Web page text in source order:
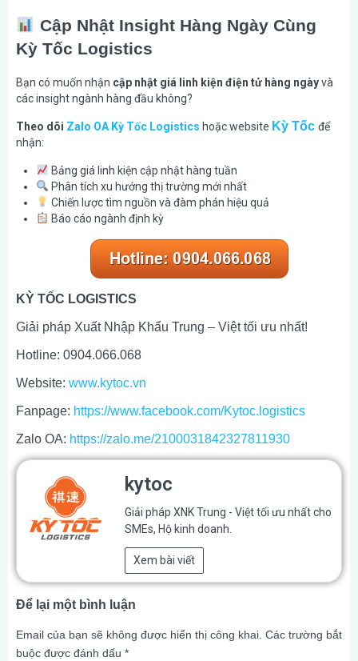
Cập Nhật Insight Hàng Ngày Cùng
Kỳ Tốc Logistics
Bạn có muốn nhận cập nhật giá linh kiện điện tử hàng ngàyvà
các insight ngành hàng đầu không?
Theo dõi Zalo OA Kỳ Tốc Logistics hoặc website Kỳ Tốc để
nhận:
Bảng giá linh kiện cập nhật hàng tuần
Phân tích xu hướng thị trường mới nhất
Chiến lược tìm nguồn và đàm phán hiệu quả
Báo cáo ngành định kỳ
KỲ TỐC LOGISTICS
Giải pháp Xuất Nhập Khẩu Trung – Việt tối ưu nhất!
Hotline: 0904.066.068
Website: www.kytoc.vn
Fanpage: https://www.facebook.com/Kytoc.logistics
Zalo OA: https://zalo.me/2100031842327811930
kytoc
Giải pháp XNK Trung - Việt tối ưu nhất cho
SMEs, Hộ kinh doanh.
Xem bài viết
Để lại một bình luận
Email của bạn sẽ không được hiển thị công khai. Các trường bắt
buộc được đánh dấu *